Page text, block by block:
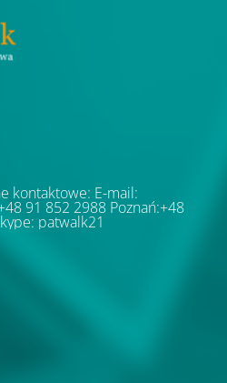
kontaktowe: E-mail:
91 852 2988 Poznań:+48
patwalk21